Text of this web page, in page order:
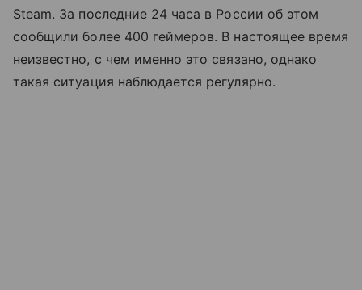
Steam. За последние 24 часа в России об этом
сообщили более 400 геймеров. В настоящее время
неизвестно, с чем именно это связано, однако
такая ситуация наблюдается регулярно.